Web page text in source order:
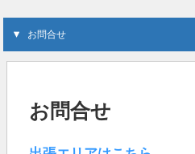
お問合せ
お問合せ